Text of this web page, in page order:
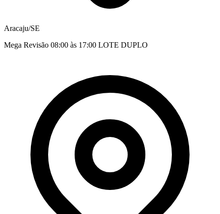
Aracaju/SE
Mega Revisão 08:00 às 17:00 LOTE DUPLO